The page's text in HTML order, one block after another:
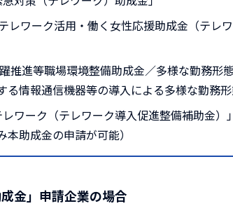
レワーク活用・働く女性応援助成金（テレ
推進等職場環境整備助成金／多様な勤務形
情報通信機器等の導入による多様な勤務形
ワーク（テレワーク導入促進整備補助金）」
本助成金の申請が可能）
金」申請企業の場合